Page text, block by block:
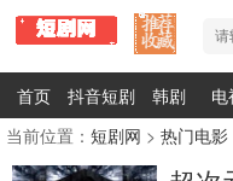
首页 抖音短剧 韩剧
当前位置： 短剧网 > 热门电影